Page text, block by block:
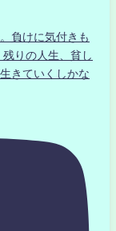
負けに気付きも
りの人生、貧し
きていくしかな